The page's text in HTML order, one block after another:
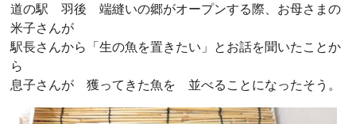
道の駅 羽後 端縫いの郷がオープンする際、お母さまの
米子さんが
駅長さんから「生の魚を置きたい」とお話を聞いたことか
ら
息子さんが 獲ってきた魚を 並べることになったそう。